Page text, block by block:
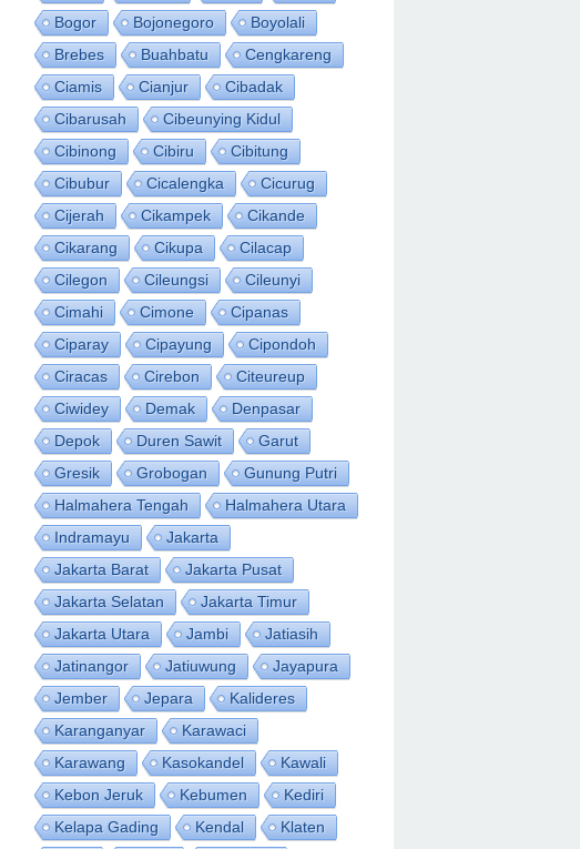
Bogor
Bojonegoro
Boyolali
Brebes
Buahbatu
Cengkareng
Ciamis
Cianjur
Cibadak
Cibarusah
Cibeunying Kidul
Cibinong
Cibiru
Cibitung
Cibubur
Cicalengka
Cicurug
Cijerah
Cikampek
Cikande
Cikarang
Cikupa
Cilacap
Cilegon
Cileungsi
Cileunyi
Cimahi
Cimone
Cipanas
Ciparay
Cipayung
Cipondoh
Ciracas
Cirebon
Citeureup
Ciwidey
Demak
Denpasar
Depok
Duren Sawit
Garut
Gresik
Grobogan
Gunung Putri
Halmahera Tengah
Halmahera Utara
Indramayu
Jakarta
Jakarta Barat
Jakarta Pusat
Jakarta Selatan
Jakarta Timur
Jakarta Utara
Jambi
Jatiasih
Jatinangor
Jatiuwung
Jayapura
Jember
Jepara
Kalideres
Karanganyar
Karawaci
Karawang
Kasokandel
Kawali
Kebon Jeruk
Kebumen
Kediri
Kelapa Gading
Kendal
Klaten